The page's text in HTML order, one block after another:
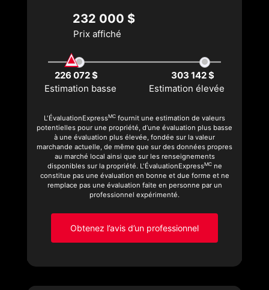
232 000 $
Prix affiché
226 072 $
303 142 $
Estimation basse
Estimation élevée
L'ÉvaluationExpressMC fournit une estimation de valeurs
potentielles pour une propriété, d’une évaluation plus basse
à une évaluation plus élevée, fondée sur la valeur
marchande actuelle, de même que sur des données propres
au marché local ainsi que sur les renseignements
disponibles sur la propriété. L'ÉvaluationExpressMCne
constitue pas une évaluation en bonne et due forme et ne
remplace pas une évaluation faite en personne par un
professionnel expérimenté.
Obtenez l’avis d’un professionnel